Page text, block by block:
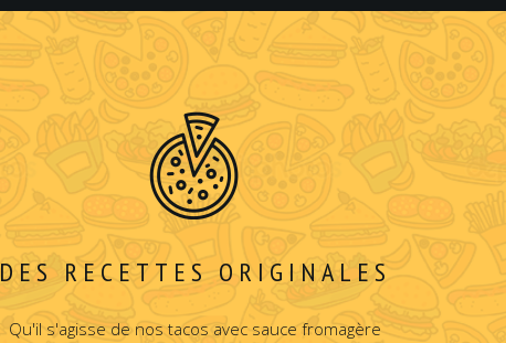
DES RECETTES ORIGINALES
Qu'il s'agisse de nos tacos avec sauce fromagère